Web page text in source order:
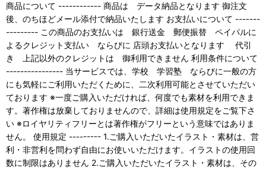
商品について ------------ 商品は データ納品となります 御注文
後、のちほどメール添付で納品いたします お支払いについて -------
--------- この商品のお支払いは 銀行送金 郵便振替 ペイパルに
よるクレジット支払い ならびに 店頭お支払いとなります 代引
き 上記以外のクレジットは 御利用できません 利用条件について
---------------- 当サービスでは、学校 学習塾 ならびに一般の方
にも気軽にご利用いただくために、二次利用可能とさせていただい
ております ※一度ご購入いただければ、何度でも素材を利用できま
す。著作権は放棄しておりませんので、詳細は使用規定をご覧下さ
い ※ロイヤリティフリーとは著作権がフリーという意味ではありま
せん。 使用規定 --------- 1.ご購入いただいたイラスト・素材は、営
利・非営利を問わず自由にお使いいただけます。イラストの使用回
数に制限はありません 2.ご購入いただいたイラスト・素材は、その